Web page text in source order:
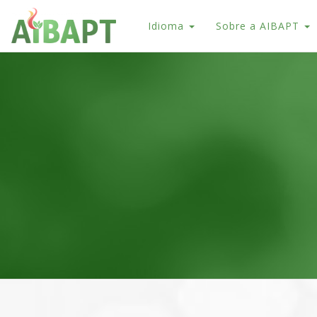
Idioma Sobre a AIBAPT